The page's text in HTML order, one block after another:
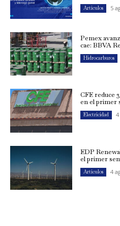
Artículos 5
Pemex
cae: BBVA
Hidrocarburos
CFE reduce
en el primer
Electricidad
EDP
el primer
Artículos 4